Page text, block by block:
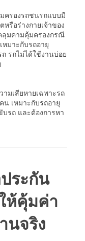
ครองรถชนรถแบบมี
รือร่างกายเจ้าของ
มคามคุ้มครองกรณี
มาะกับรถอายุ
รถไม่ได้ใช้งานบ่อย
มเสียหายเฉพาะรถ
เหมาะกับรถอายุ
รถ และต้องการหา
ระกัน
ห้คุ้มค่า
นจริง